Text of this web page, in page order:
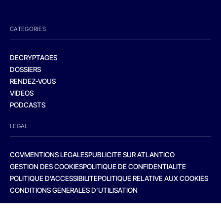
CATEGORIES
DECRYPTAGES
DOSSIERS
RENDEZ-VOUS
VIDEOS
PODCASTS
LEGAL
CGVMENTIONS LEGALESPUBLICITE SUR ATLANTICO
GESTION DES COOKIESPOLITIQUE DE CONFIDENTIALITE
POLITIQUE D’ACCESSIBILITEPOLITIQUE RELATIVE AUX COOKIES
CONDITIONS GENERALES D’UTILISATION